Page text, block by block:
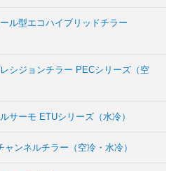
ル型エコハイブリッドチラー
シジョンチラー PECシリーズ（空
サーモ ETUシリーズ（水冷）
ャンネルチラー（空冷・水冷）